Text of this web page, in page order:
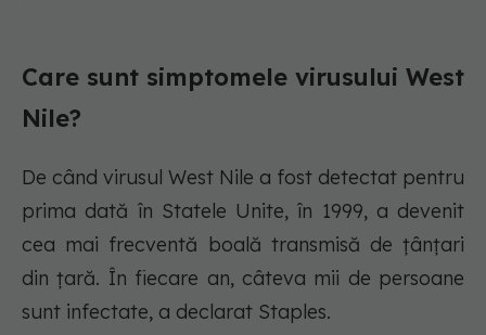
Care sunt simptomele virusului West
Nile?
De când virusul West Nile a fost detectat pentru
prima dată în Statele Unite, în 1999, a devenit
cea mai frecventă boală transmisă de țânțari
din țară. În fiecare an, câteva mii de persoane
sunt infectate, a declarat Staples.